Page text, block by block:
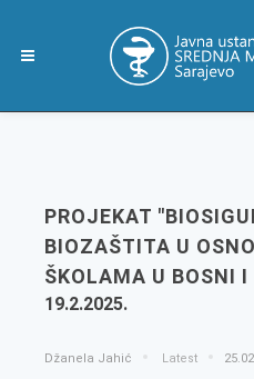
PROJEKAT
BIOZAŠTITA U
ŠKOLAMA U BOSNI I
19.2.2025.
Džanela Jahić Latest